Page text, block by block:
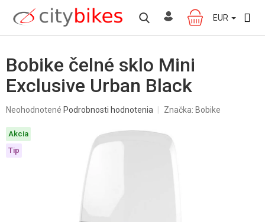
obsah
NÁKUPNÝ
KOŠÍK
EUR
Bobike čelné sklo Mini
Exclusive Urban Black
Priemerné
produktu
je
0,0
Neohodnotené Podrobnosti hodnotenia Značka: Bobike
Akcia
Tip